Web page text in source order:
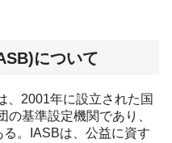
について
、2001年に設立された国
基準設定機関であり、
。IASBは、公益に資す